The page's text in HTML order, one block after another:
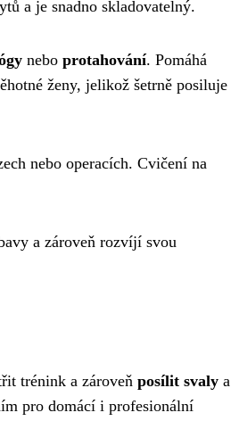
a je snadno skladovatelný.
nebo protahování. Pomáhá
ženy, jelikož šetrně posiluje
nebo operacích. Cvičení na
a zároveň rozvíjí svou
trénink a zároveň posílit svaly a
pro domácí i profesionální